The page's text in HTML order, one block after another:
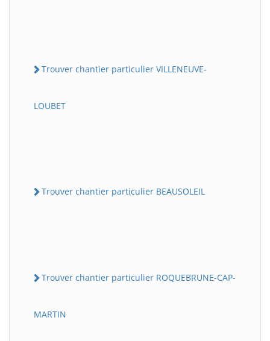
Trouver chantier particulier VILLENEUVE-
LOUBET
Trouver chantier particulier BEAUSOLEIL
Trouver chantier particulier ROQUEBRUNE-CAP-
MARTIN